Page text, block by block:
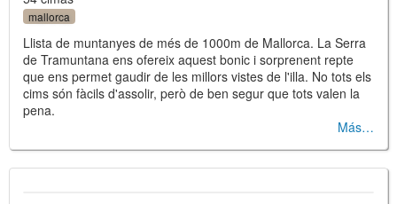
mallorca
Llista de muntanyes de més de 1000m de Mallorca. La Serra
de Tramuntana ens ofereix aquest bonic i sorprenent repte
que ens permet gaudir de les millors vistes de l'illa. No tots els
cims són fàcils d'assolir, però de ben segur que tots valen la
pena.
Más